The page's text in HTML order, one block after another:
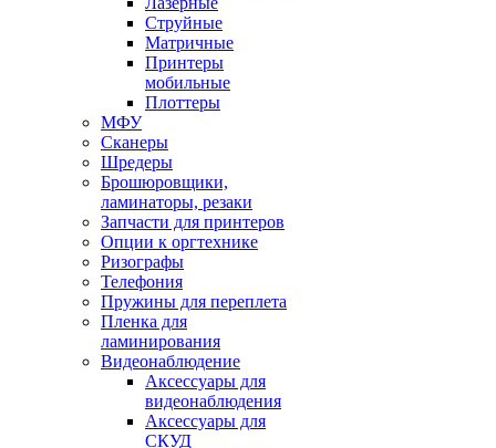
Струйные
Матричные
Принтеры
мобильные
Плоттеры
МФУ
Сканеры
Шредеры
Брошюровщики,
ламинаторы, резаки
Запчасти для принтеров
Опции к оргтехнике
Ризографы
Телефония
Пружины для переплета
Пленка для
ламинирования
Видеонаблюдение
Аксессуары для
видеонаблюдения
Аксессуары для
СКУД